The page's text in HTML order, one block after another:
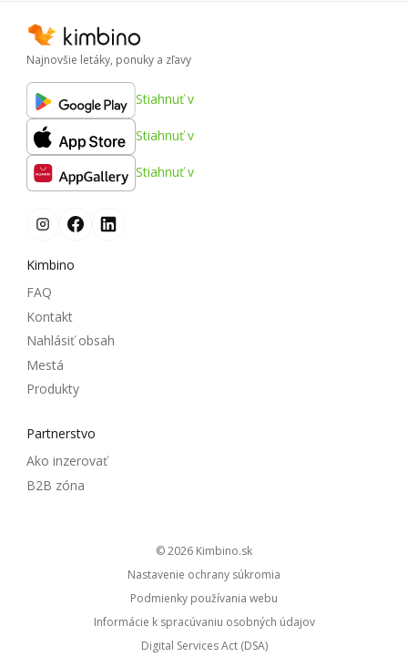
Najnovšie letáky, ponuky a zľavy
Stiahnuť v
Stiahnuť v
Stiahnuť v
Kimbino
FAQ
Kontakt
Nahlásiť obsah
Mestá
Produkty
Partnerstvo
Ako inzerovať
B2B zóna
© 2026
kimbino.sk
Nastavenie ochrany súkromia
Podmienky používania webu
Informácie k spracúvaniu osobných údajov
Digital Services Act (DSA)